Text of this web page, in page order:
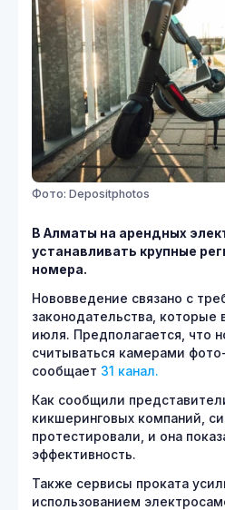
Фото: Depositphotos
В Алматы на арендных
устанавливать крупные
номера.
Нововведение связано с
законодательства, которые
июля. Предполагается, что
считываться камерами
сообщает 31 канал.
Как сообщили
кикшеринговых компаний,
протестировали, и она
эффективность.
Также сервисы проката
использованием